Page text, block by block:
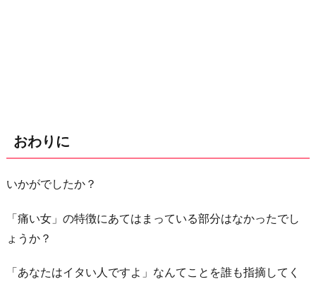
おわりに
いかがでしたか？
「痛い女」の特徴にあてはまっている部分はなかったでし
ょうか？
「あなたはイタい人ですよ」なんてことを誰も指摘してく